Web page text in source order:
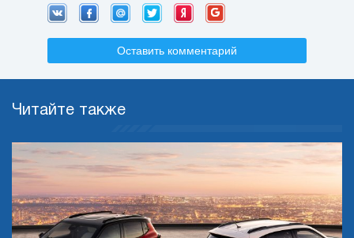
Оставить комментарий
Читайте также